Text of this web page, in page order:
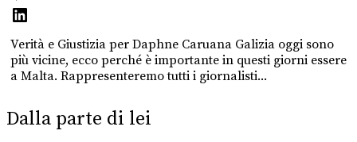
Verità e Giustizia per Daphne Caruana Galizia oggi sono
più vicine, ecco perché è importante in questi giorni essere
a Malta. Rappresenteremo tutti i giornalisti...
Dalla parte di lei